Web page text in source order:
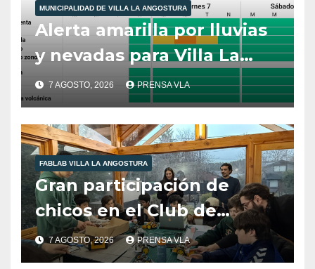
MUNICIPALIDAD DE VILLA LA ANGOSTURA
Alerta amarilla por lluvias
y nevadas para Villa La
Angostura.
7 AGOSTO, 2026 PRENSA VLA
FABLAB VILLA LA ANGOSTURA
Gran participación de
chicos en el Club de
Robótica de FabLab
Angostura.
7 AGOSTO, 2026 PRENSA VLA